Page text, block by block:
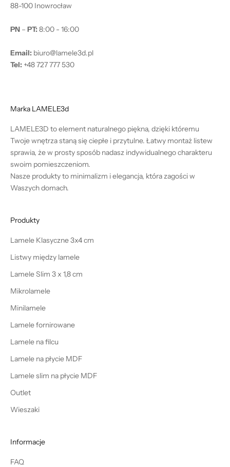
88-100 Inowrocław
PN – PT:8:00 - 16:00
Email: biuro@lamele3d.pl
Tel: +48 727 777 530
Marka LAMELE3d
LAMELE3D to element naturalnego piękna, dzięki któremu
Twoje wnętrza staną się ciepłe i przytulne. Łatwy montaż listew
sprawia, że w prosty sposób nadasz indywidualnego charakteru
swoim pomieszczeniom.
Nasze produkty to minimalizm i elegancja, która zagości w
Waszych domach.
Produkty
Lamele Klasyczne 3x4 cm
Listwy między lamele
Lamele Slim 3 x 1,8 cm
Mikrolamele
Minilamele
Lamele fornirowane
Lamele na filcu
Lamele na płycie MDF
Lamele slim na płycie MDF
Outlet
Wieszaki
Informacje
FAQ